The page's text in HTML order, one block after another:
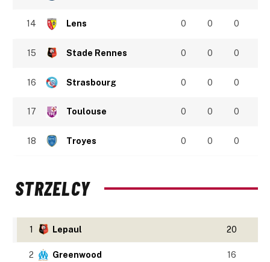
14 Lens 0 0 0
15 Stade Rennes 0 0 0
16 Strasbourg 0 0 0
17 Toulouse 0 0 0
18 Troyes 0 0 0
STRZELCY
1 Lepaul 20
2 Greenwood 16